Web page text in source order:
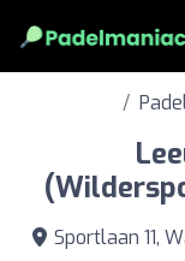
Sportlaan 11,